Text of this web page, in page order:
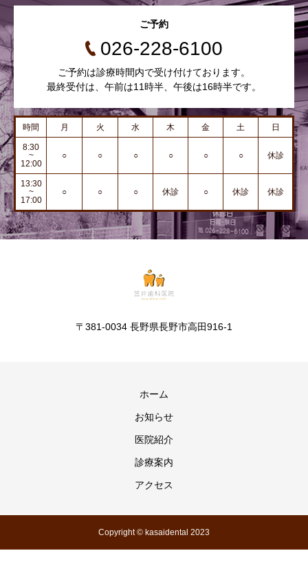
ご予約
026-228-6100
ご予約は診療時間内で受け付けております。
最終受付は、午前は11時半、午後は16時半です。
時間 月 火 水 木 金 土 日
8:30
~
12:00
○ ○ ○ ○ ○ ○ 休診
13:30
~
17:00
○ ○ ○ 休診 ○ 休診 休診
〒381-0034 長野県長野市高田916-1
ホーム
お知らせ
医院紹介
診療案内
アクセス
Copyright © kasaidental 2023